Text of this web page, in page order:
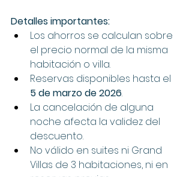
Detalles importantes:
Los ahorros se calculan sobre
el precio normal de la misma
habitación o villa.
Reservas disponibles hasta el
5 de marzo de 2026.
La cancelación de alguna
noche afecta la validez del
descuento.
No válido en suites ni Grand
Villas de 3 habitaciones, ni en